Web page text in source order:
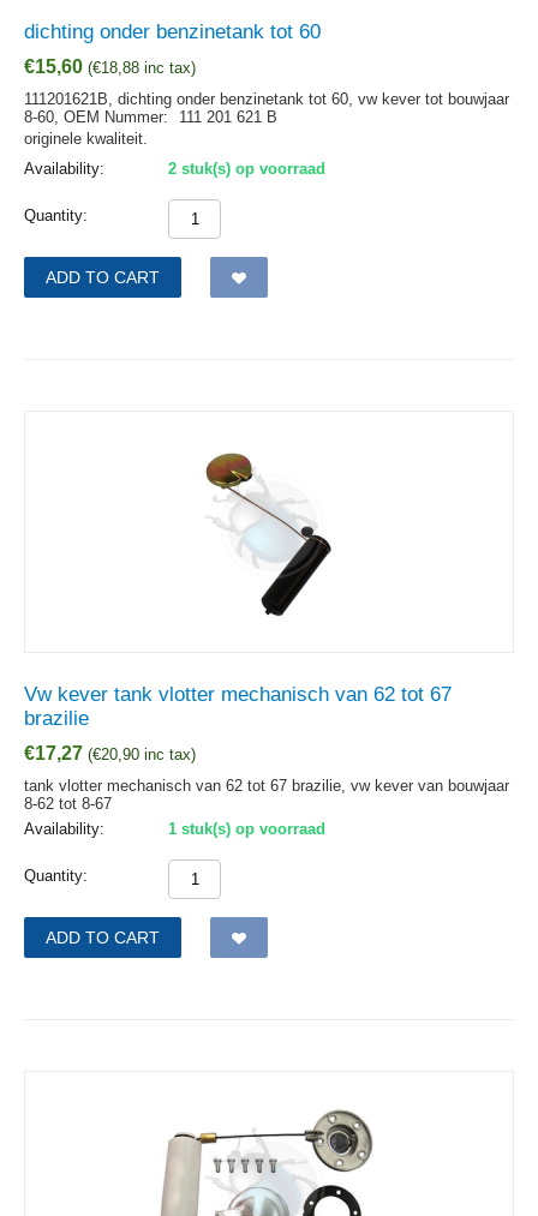
dichting onder benzinetank tot 60
€15,60 (€18,88 inc tax)
111201621B, dichting onder benzinetank tot 60, vw kever tot bouwjaar
8-60, OEM Nummer:
111 201 621 B
originele kwaliteit.
Availability:
2 stuk(s) op voorraad
Quantity:
ADD TO CART
Vw kever tank vlotter mechanisch van 62 tot 67
brazilie
€17,27 (€20,90 inc tax)
tank vlotter mechanisch van 62 tot 67 brazilie, vw kever van bouwjaar
8-62 tot 8-67
Availability:
1 stuk(s) op voorraad
Quantity:
ADD TO CART